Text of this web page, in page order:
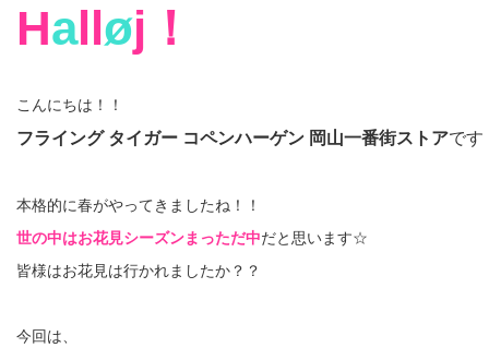
Halløj！
こんにちは！！
フライング タイガー コペンハーゲン 岡山一番街ストアです
本格的に春がやってきましたね！！
世の中はお花見シーズンまっただ中だと思います☆
皆様はお花見は行かれましたか？？
今回は、